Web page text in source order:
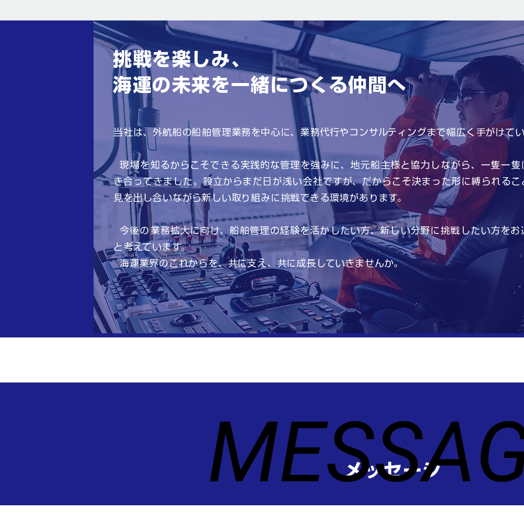
当社は、外航船の船舶管理業務を中心に、業務代行やコンサルティングまで幅広く手がけてい
現場を知るからこそできる実践的な管理を強みに、地元船主様と協力しながら、一隻一隻
き合ってきました。設立からまだ日が浅い会社ですが、だからこそ決まった形に縛られるこ
見を出し合いながら新しい取り組みに挑戦できる環境があります。
今後の業務拡大に向け、船舶管理の経験を活かしたい方、新しい分野に挑戦したい方をお
と考えています。
海運業界のこれからを、共に支え、共に成長していきませんか。
挑戦を楽しみ、
海運の未来を一緒につくる仲間へ
メッセージ